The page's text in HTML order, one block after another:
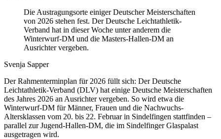
Die Austragungsorte einiger Deutscher Meisterschaften
von 2026 stehen fest. Der Deutsche Leichtathletik-
Verband hat in dieser Woche unter anderem die
Winterwurf-DM und die Masters-Hallen-DM an
Ausrichter vergeben.
Svenja Sapper
Der Rahmenterminplan für 2026 füllt sich: Der Deutsche
Leichtathletik-Verband (DLV) hat einige Deutsche Meisterschaften
des Jahres 2026 an Ausrichter vergeben. So wird etwa die
Winterwurf-DM für Männer, Frauen und die Nachwuchs-
Altersklassen vom 20. bis 22. Februar in Sindelfingen stattfinden –
parallel zur Jugend-Hallen-DM, die im Sindelfinger Glaspalast
ausgetragen wird.